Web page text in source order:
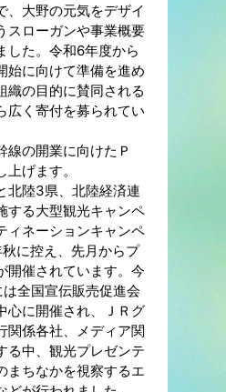
、大野の元気をデザイ
スローガンや事業概要
した。令和6年度から
始に向けて準備を進め
織の目的に賛同される
広く寄付を募られてい
の開業に向けたＰ
げます。
北陸3県、北陸経済連
する大型観光キャンペ
ィネーションキャンペ
に控え、先月からプ
開催されています。今
全国宣伝販売促進会
心に開催され、ＪＲグ
関係各社、メディア関
る中、観光プレゼンテ
まちなかを視察するエ